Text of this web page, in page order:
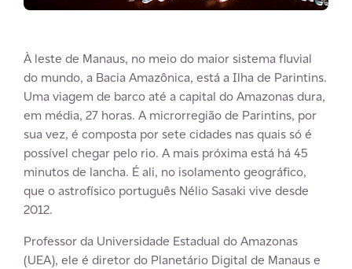
À leste de Manaus, no meio do maior sistema fluvial
do mundo, a Bacia Amazônica, está a Ilha de Parintins.
Uma viagem de barco até a capital do Amazonas dura,
em média, 27 horas. A microrregião de Parintins, por
sua vez, é composta por sete cidades nas quais só é
possível chegar pelo rio. A mais próxima está há 45
minutos de lancha. É ali, no isolamento geográfico,
que o astrofísico português Nélio Sasaki vive desde
2012.
Professor da Universidade Estadual do Amazonas
(UEA), ele é diretor do Planetário Digital de Manaus e